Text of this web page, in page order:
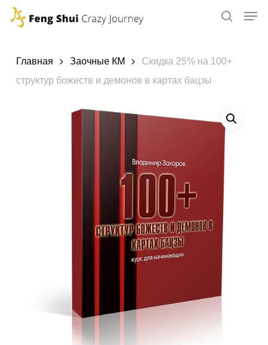
Skip
contentГлавная Заочные КМ
Скидка 25% на 100+
структур божеств и демонов в картах бацзы